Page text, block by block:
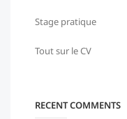
Stage pratique
Tout sur le CV
RECENT COMMENTS